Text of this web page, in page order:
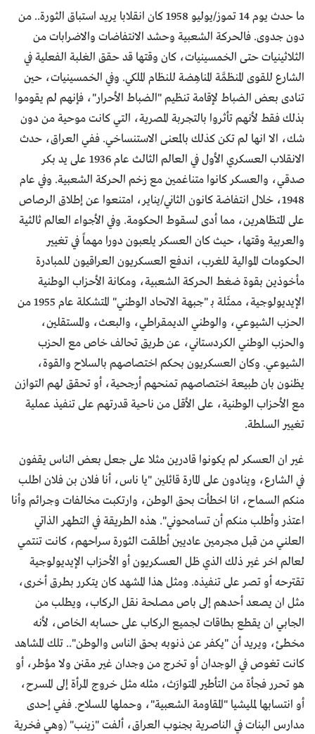
ما حدث يوم 14 تموز/يوليو 1958 كان انقلابا يريد استباق الثورة.. من
دون جدوى. فالحركة الشعبية وحشد الانتفاضات والاضرابات من
الثلاثينيات حتى الخمسينيات، كان وقتها قد حقق الغلبة الفعلية في
الشارع للقوى المنظمَّة المناهِضة للنظام الملكي. وفي الخمسينيات، حين
تنادى بعض الضباط لإقامة تنظيم "الضباط الأحرار"، فإنهم لم يقوموا
بذلك فقط لأنهم تأثروا بالتجربة المصرية، التي كانت موحية من دون
شك، الا انها لم تكن كذلك بالمعنى الاستنساخي. ففي العراق، حدث
الانقلاب العسكري الأول في العالم الثالث عام 1936 على يد بكر
صدقي، والعسكر كانوا متناغمين مع زخم الحركة الشعبية. وفي عام
1948، خلال انتفاضة كانون الثاني/يناير، امتنعوا عن إطلاق الرصاص
على المتظاهرين، مما أدى لسقوط الحكومة. وفي الأجواء العالم ثالثية
والعربية وقتها، حيث كان العسكر يلعبون دورا مهماً في تغيير
الحكومات الموالية للغرب، اندفع العسكريون العراقيون للمبادرة
مأخوذين بقوة ضغط الحركة الشعبية، ومكانة الأحزاب الوطنية
الإيديولوجية، ممثَلة بـ "جبهة الاتحاد الوطني" المتشكلة عام 1955 من
الحزب الشيوعي، والوطني الديمقراطي، والبعث، والمستقلين،
والحزب الوطني الكردستاني، عن طريق تحالف خاص مع الحزب
الشيوعي. وكان العسكريون بحكم اختصاصهم بالسلاح والقوة،
يظنون بان طبيعة اختصاصهم تمنحهم أرجحية، أو تحقق لهم التوازن
مع الأحزاب الوطنية، على الأقل من ناحية قدرتهم على تنفيذ عملية
تغيير السلطة.
غير ان العسكر لم يكونوا قادرين مثلا على جعل بعض الناس يقفون
في الشارع، وينادون على المارة قائلين "يا ناس، أنا فلان بن فلان اطلب
منكم السماح، انا اخطأت بحق الوطن، وارتكبت مخالفات وجرائم وأنا
اعتذر وأطلب منكم أن تسامحوني". هذه الطريقة في التطهر الذاتي
العلني من قبل مجرمين عاديين أطلقت الثورة سراحهم، كانت تنتمي
لعالم اخر غير ذلك الذي ظل العسكريون أو الأحزاب الإيديولوجية
تقترحه أو تصر على تنفيذه. ومثل هذا المشهد كان يتكرر بطرق أخرى،
مثل ان يصعد أحدهم إلى باص مصلحة نقل الركاب، ويطلب من
الجابي ان يقطع بطاقات لجميع الركاب على حسابه الخاص، لأنه
مخطئ، ويريد أن "يكفر عن ذنوبه بحق الناس والوطن".. تلك المشاهد
كانت تغوص في الوجدان أو تخرج من وجدان غير مقنن ولا مؤطر، أو
هو تحرر فجأة من التأطير المتوارَث، مثله مثل خروج المرأة إلى المسرح،
أو انتسابها لمليشيا "المقاومة الشعبية"، وحملها للسلاح. ففي إحدى
مدارس البنات في الناصرية بجنوب العراق، ألفت "زينب" (وهي فخرية